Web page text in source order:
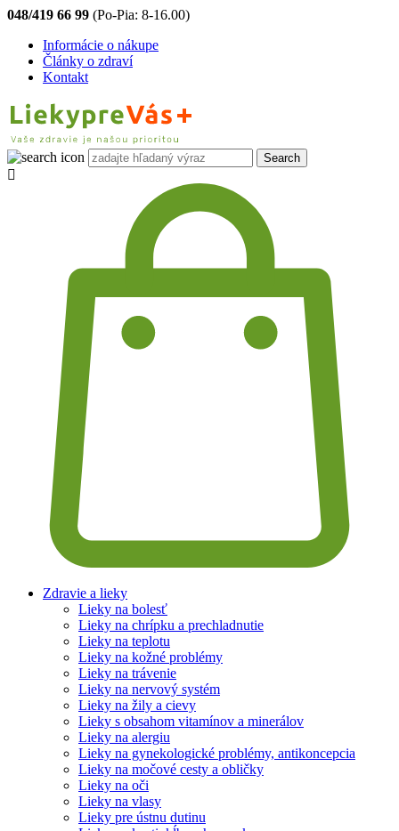
048/419 66 99 (Po-Pia: 8-16.00)
Informácie o nákupe
Články o zdraví
Kontakt
Zdravie a lieky
Lieky na bolesť
Lieky na chrípku a prechladnutie
Lieky na teplotu
Lieky na kožné problémy
Lieky na trávenie
Lieky na nervový systém
Lieky na žily a cievy
Lieky s obsahom vitamínov a minerálov
Lieky na alergiu
Lieky na gynekologické problémy, antikoncepcia
Lieky na močové cesty a obličky
Lieky na oči
Lieky na vlasy
Lieky pre ústnu dutinu